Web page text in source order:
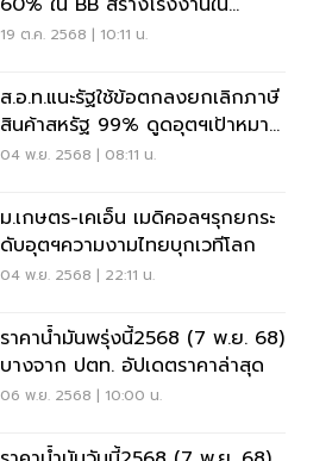
อินโดนีเซีย
19 ต.ค. 2568 | 10:11 น.
ส.อ.ท.แนะรัฐใช้ข้อตกลงยกเลิกภาษี
สินค้าสหรัฐ 99% ดูดอุตฯเป้าหมาย
ลงทุนไทย
04 พ.ย. 2568 | 08:11 น.
ม.เกษตร-เคเอ็น เมดิคอลฯรุกยกระ
ดับอุตฯความงามไทยบุกเวทีโลก
04 พ.ย. 2568 | 22:11 น.
ราคาน้ำมันพรุ่งนี้2568 (7 พ.ย. 68)
บางจาก ปตท. อัปเดตราคาล่าสุด
06 พ.ย. 2568 | 10:00 น.